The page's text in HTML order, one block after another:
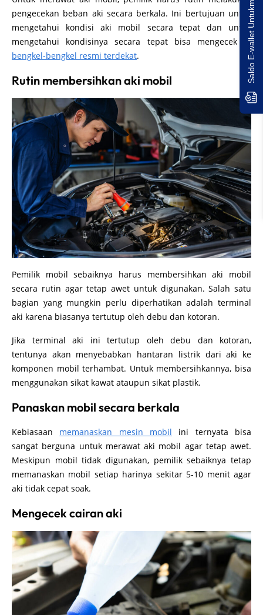
pengecekan beban aki secara berkala. Ini bertujuan untuk
mengetahui kondisi aki mobil secara tepat dan untuk
mengetahui kondisinya secara tepat bisa mengecek di
bengkel-bengkel resmi terdekat.
Rutin membersihkan aki mobil
Pemilik mobil sebaiknya harus membersihkan aki mobil
secara rutin agar tetap awet untuk digunakan. Salah satu
bagian yang mungkin perlu diperhatikan adalah terminal
aki karena biasanya tertutup oleh debu dan kotoran.
Jika terminal aki ini tertutup oleh debu dan kotoran,
tentunya akan menyebabkan hantaran listrik dari aki ke
komponen mobil terhambat. Untuk membersihkannya, bisa
menggunakan sikat kawat ataupun sikat plastik.
Panaskan mobil secara berkala
Kebiasaan memanaskan mesin mobil ini ternyata bisa
sangat berguna untuk merawat aki mobil agar tetap awet.
Meskipun mobil tidak digunakan, pemilik sebaiknya tetap
memanaskan mobil setiap harinya sekitar 5-10 menit agar
aki tidak cepat soak.
Mengecek cairan aki
Saldo E-wallet Untukmu!